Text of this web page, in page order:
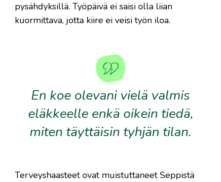
pysähdyksillä. Työpäivä ei saisi olla liian
kuormittava, jotta kiire ei veisi työn iloa.
En koe olevani vielä valmis
eläkkeelle enkä oikein tiedä,
miten täyttäisin tyhjän tilan.
Terveyshaasteet ovat muistuttaneet Seppistä